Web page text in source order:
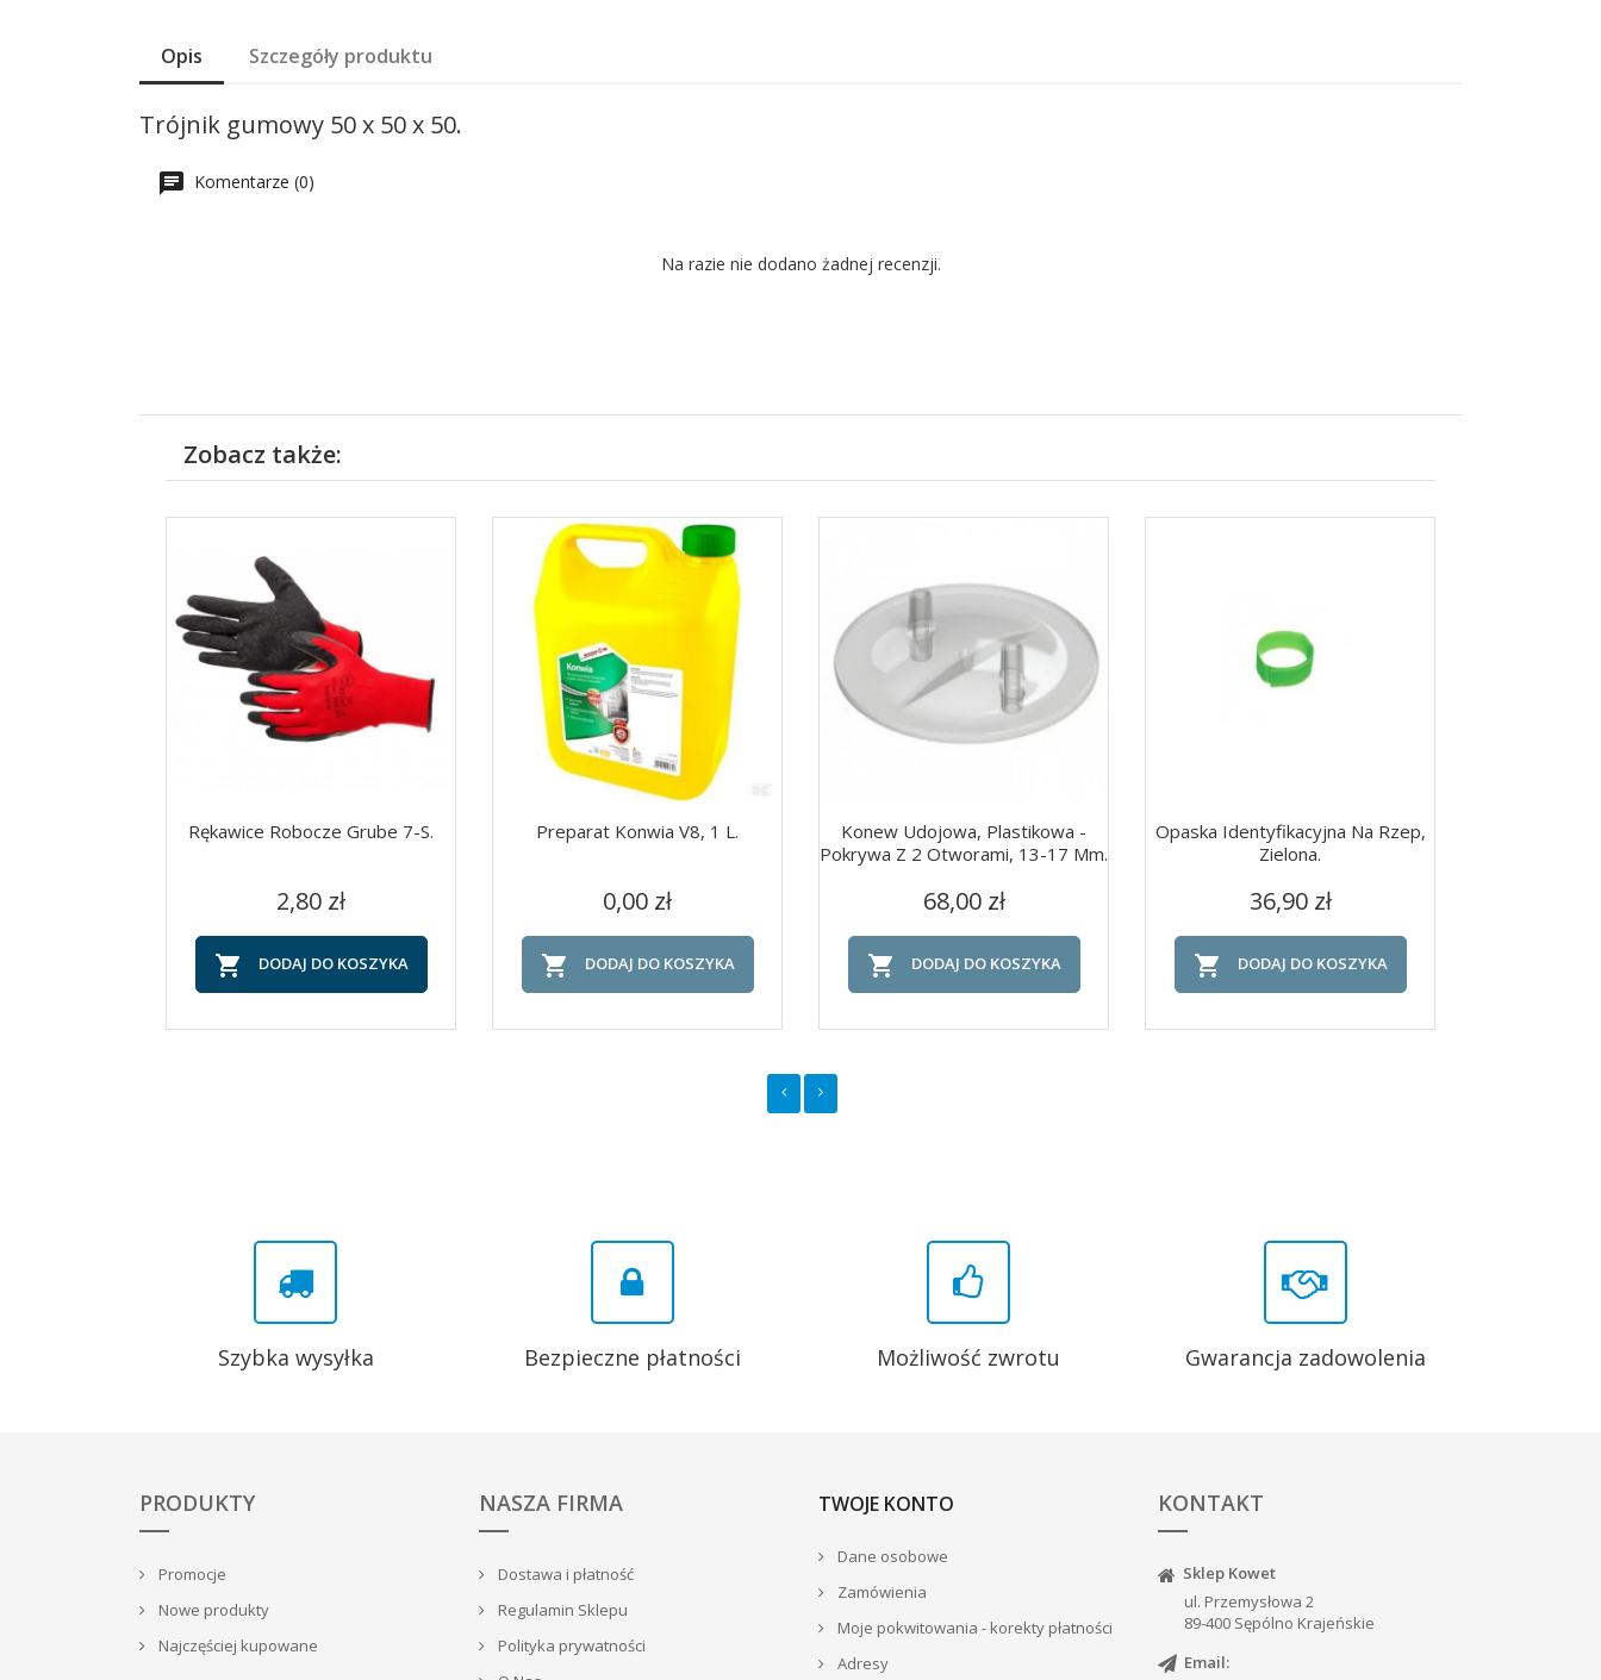
Opis Szczegóły produktu
Trójnik gumowy 50 x 50 x 50.
Komentarze (0)
Na razie nie dodano żadnej recenzji.
Zobacz także:
Szybki podgląd
Rękawice Robocze Grube 7-S.
Cena
2,80 zł
 DODAJ DO KOSZYKA
Szybki podgląd
Preparat Konwia V8, 1 L.
Cena
0,00 zł
 DODAJ DO KOSZYKA
Szybki podgląd
Konew Udojowa, Plastikowa -
Pokrywa Z 2 Otworami, 13-17 Mm.
Cena
68,00 zł
 DODAJ DO KOSZYKA
Szybki podgląd
Opaska Identyfikacyjna Na Rzep,
Zielona.
Cena
36,90 zł
 DODAJ DO KOSZYKA
Szybka wysyłka Bezpieczne płatności Możliwość zwrotu Gwarancja zadowolenia
PRODUKTY
Promocje
Nowe produkty
Najczęściej kupowane
NASZA FIRMA
Dostawa i płatność
Regulamin Sklepu
Polityka prywatności
TWOJE KONTO
Dane osobowe
Zamówienia
Moje pokwitowania - korekty płatności
Adresy
KONTAKT
Sklep Kowet
ul. Przemysłowa 2
89-400 Sępólno Krajeńskie
Email: